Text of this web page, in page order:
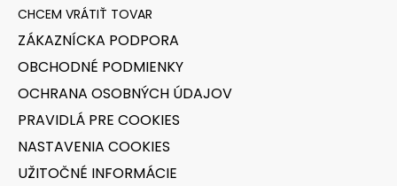
ZÁKAZNÍCKA PODPORA
OBCHODNÉ PODMIENKY
OCHRANA OSOBNÝCH ÚDAJOV
PRAVIDLÁ PRE COOKIES
NASTAVENIA COOKIES
UŽITOČNÉ INFORMÁCIE